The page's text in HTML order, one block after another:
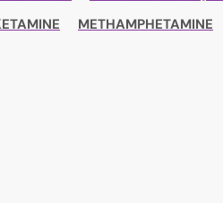
METHAMPHETAMINE